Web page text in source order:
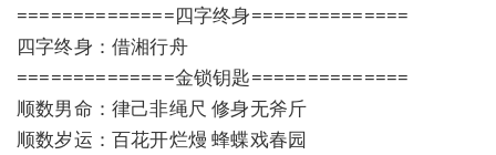
==============四字终身==============
四字终身：借湘行舟
==============金锁钥匙==============
顺数男命：律己非绳尺 修身无斧斤
顺数岁运：百花开烂熳 蜂蝶戏春园